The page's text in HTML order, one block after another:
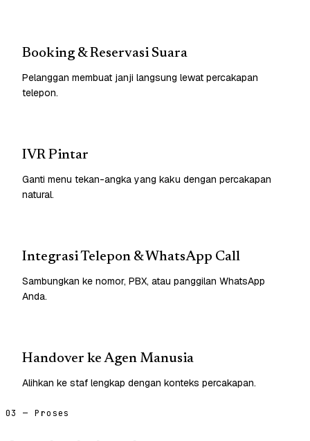
Booking & Reservasi Suara
Pelanggan membuat janji langsung lewat percakapan
telepon.
IVR Pintar
Ganti menu tekan-angka yang kaku dengan percakapan
natural.
Integrasi Telepon & WhatsApp Call
Sambungkan ke nomor, PBX, atau panggilan WhatsApp
Anda.
Handover ke Agen Manusia
Alihkan ke staf lengkap dengan konteks percakapan.
03 — Proses